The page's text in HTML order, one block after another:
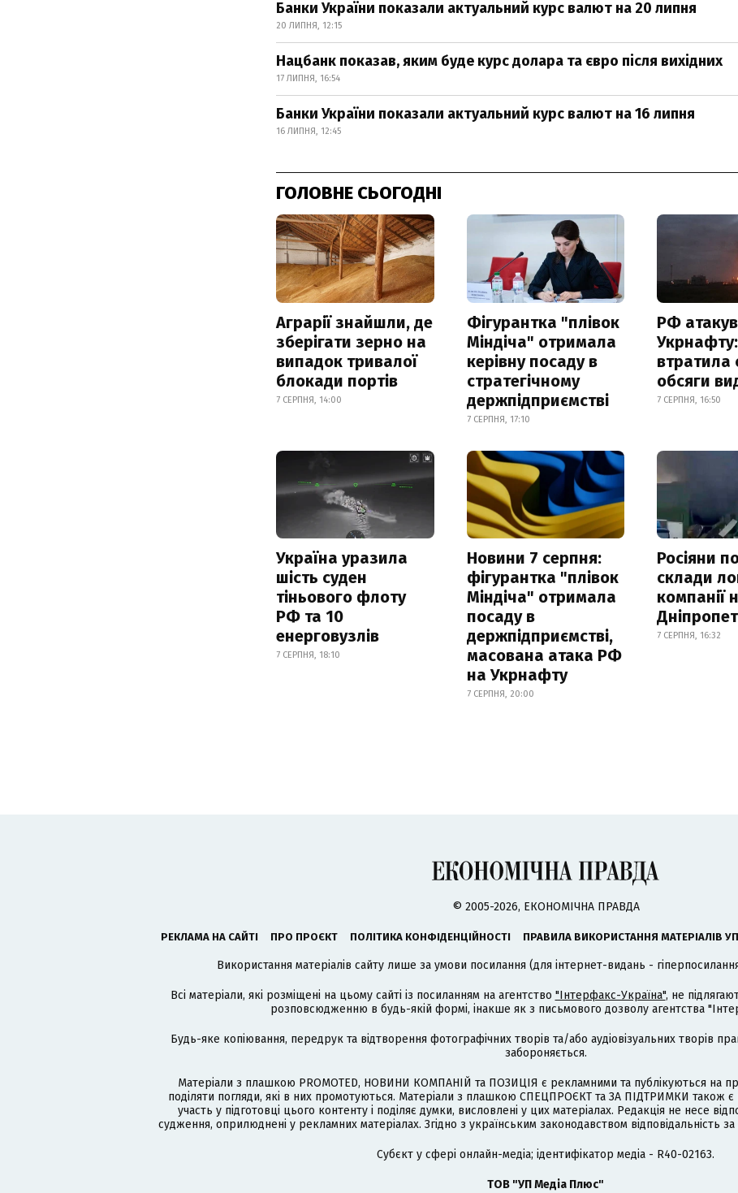
Банки України показали актуальний курс валют на 20 липня
20 ЛИПНЯ, 12:15
Нацбанк показав, яким буде курс долара та євро після вихідних
17 ЛИПНЯ, 16:54
Банки України показали актуальний курс валют на 16 липня
16 ЛИПНЯ, 12:45
ГОЛОВНЕ СЬОГОДНІ
Аграрії знайшли, де
зберігати зерно на
випадок тривалої
блокади портів
7 СЕРПНЯ, 14:00
Фігурантка "плівок
Міндіча" отримала
керівну посаду в
стратегічному
держпідприємстві
7 СЕРПНЯ, 17:10
РФ
втратила
обсяги
7 СЕРПНЯ, 16:50
Україна уразила
шість суден
тіньового флоту
РФ та 10
енерговузлів
7 СЕРПНЯ, 18:10
Новини 7 серпня:
фігурантка "плівок
Міндіча" отримала
посаду в
держпідприємстві,
масована атака РФ
на Укрнафту
7 СЕРПНЯ, 20:00
Росіяни
склади
компанії
7 СЕРПНЯ, 16:32
© 2005-2026, ЕКОНОМІЧНА ПРАВДА
РЕКЛАМА НА САЙТІ ПРО ПРОЄКТ ПОЛІТИКА КОНФІДЕНЦІЙНОСТІ ПРАВИЛА ВИКОРИСТАННЯ МАТЕРІАЛІВ УП
Використання матеріалів сайту лише за умови посилання (для інтернет-видань -
Всі матеріали, які розміщені на цьому сайті із посиланням на агентство "Інтерфакс-Україна", не
розповсюдженню в будь-якій формі, інакше як з письмового дозволу агентства
Будь-яке копіювання, передрук та відтворення фотографічних творів та/або аудіовізуальних творів
забороняється.
Матеріали з плашкою PROMOTED, НОВИНИ КОМПАНІЙ та ПОЗИЦІЯ є рекламними та публікуються на
поділяти погляди, які в них промотуються. Матеріали з плашкою СПЕЦПРОЄКТ та ЗА ПІДТРИМКИ також
участь у підготовці цього контенту і поділяє думки, висловлені у цих матеріалах. Редакція не несе
судження, оприлюднені у рекламних матеріалах. Згідно з українським законодавством відповідальність
Cубєкт у сфері онлайн-медіа; ідентифікатор медіа - R40-02163.
ТОВ "УП Медіа Плюс"